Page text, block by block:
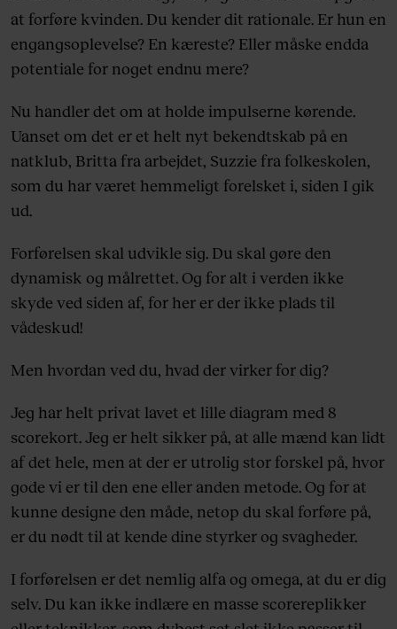
at forføre kvinden. Du kender dit rationale. Er hun en
engangsoplevelse? En kæreste? Eller måske endda
potentiale for noget endnu mere?
Nu handler det om at holde impulserne kørende.
Uanset om det er et helt nyt bekendtskab på en
natklub, Britta fra arbejdet, Suzzie fra folkeskolen,
som du har været hemmeligt forelsket i, siden I gik
ud.
Forførelsen skal udvikle sig. Du skal gøre den
dynamisk og målrettet. Og for alt i verden ikke
skyde ved siden af, for her er der ikke plads til
vådeskud!
Men hvordan ved du, hvad der virker for dig?
Jeg har helt privat lavet et lille diagram med 8
scorekort. Jeg er helt sikker på, at alle mænd kan lidt
af det hele, men at der er utrolig stor forskel på, hvor
gode vi er til den ene eller anden metode. Og for at
kunne designe den måde, netop du skal forføre på,
er du nødt til at kende dine styrker og svagheder.
I forførelsen er det nemlig alfa og omega, at du er dig
selv. Du kan ikke indlære en masse scorereplikker